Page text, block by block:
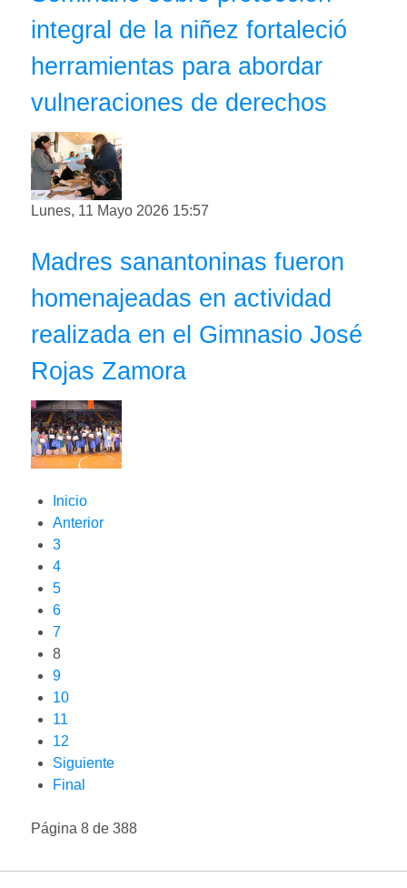
integral de la niñez fortaleció
herramientas para abordar
vulneraciones de derechos
Lunes, 11 Mayo 2026 15:57
Madres sanantoninas fueron
homenajeadas en actividad
realizada en el Gimnasio José
Rojas Zamora
Inicio
Anterior
3
4
5
6
7
8
9
10
11
12
Siguiente
Final
Página 8 de 388